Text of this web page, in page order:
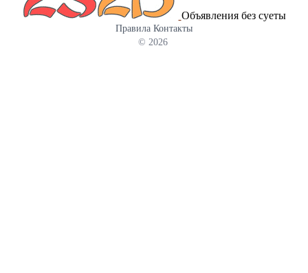
Объявления без суеты
Правила Контакты
© 2026